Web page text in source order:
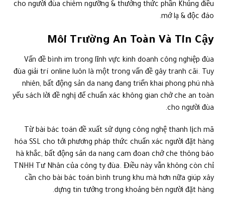
cho người đùa chiêm ngưỡng & thưởng thức phần Khủng điều
mớ lạ & độc đáo.
Môi Trường An Toàn Và Tin Cậy
Vấn đề bình im trong lĩnh vực kinh doanh công nghiệp đùa
đùa giải trí online luôn là một trong vấn đề gây tranh cãi. Tuy
nhiên, bất động sản da nang đang triển khai phong phú nhà
yếu sách lời đề nghị để chuẩn xác không gian chở che an toàn
cho người đùa.
Từ bài bác toán đề xuất sử dụng công nghệ thanh lịch mã
hóa SSL cho tới phương pháp thức chuẩn xác người đặt hàng
hà khắc, bất động sản da nang cam đoan chở che thông báo
TNHH Tư Nhân của công ty đùa. Điều này vẫn không còn chỉ
cần cho bài bác toán bình trung khu mà hơn nữa giúp xây
dựng tin tưởng trong khoảng bên người đặt hàng.